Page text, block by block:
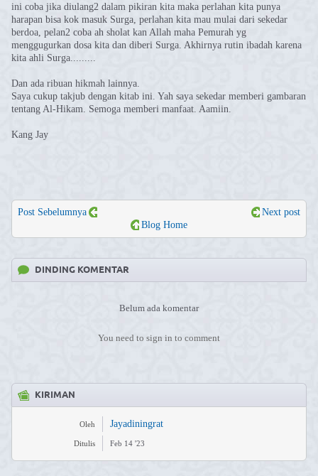
ini coba jika diulang2 dalam pikiran kita maka perlahan kita punya
harapan bisa kok masuk Surga, perlahan kita mau mulai dari sekedar
berdoa, pelan2 coba ah sholat kan Allah maha Pemurah yg
menggugurkan dosa kita dan diberi Surga. Akhirnya rutin ibadah karena
kita ahli Surga.........
Dan ada ribuan hikmah lainnya.
Saya cukup takjub dengan kitab ini. Yah saya sekedar memberi gambaran
tentang Al-Hikam. Semoga memberi manfaat. Aamiin.
Kang Jay
Post Sebelumnya
Next post
Blog Home
DINDING KOMENTAR
Belum ada komentar
You need to sign in to comment
KIRIMAN
Oleh Jayadiningrat
Ditulis Feb 14 '23